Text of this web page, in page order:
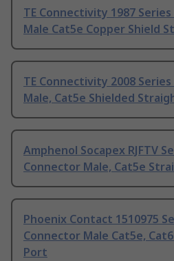
TE Connectivity 1987
Male Cat5e Copper Shield
TE Connectivity 2008
Male, Cat5e Shielded
Amphenol Socapex RJFTV
Connector Male, Cat5e
Phoenix Contact 1510975
Connector Male Cat5e,
Port